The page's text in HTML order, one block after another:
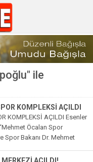
ile
KOMPLEKSİ AÇILDI
KOMPLEKSİ AÇILDI Esenler
Öcalan Spor
Spor Bakanı Dr. Mehmet
gençlik beldesi.